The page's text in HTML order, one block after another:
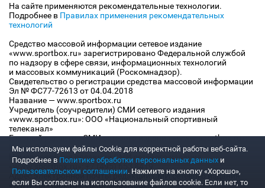
На сайте применяются рекомендательные технологии.
Подробнее в Правилах применения рекомендательных
технологий
Средство массовой информации сетевое издание
«www.sportbox.ru» зарегистрировано Федеральной службой
по надзору в сфере связи, информационных технологий
и массовых коммуникаций (Роскомнадзор).
Свидетельство о регистрации средства массовой информации
Эл № ФС77-72613 от 04.04.2018
Название — www.sportbox.ru
Учредитель (соучредители) СМИ сетевого издания
«www.sportbox.ru»: ООО «Национальный спортивный
телеканал»
Главный редактор СМИ сетевого издания «www.sportbox.ru»:
Конов В.А.
Номер телефона редакции СМИ сетевого издания
«www.sportbox.ru»: +7 (495) 653 8419
Адрес электронной почты редакции СМИ сетевого издания
«www.sportbox.ru»: editor@sportbox.ru
Мы используем файлы Сookie для корректной работы веб-сайта.
Подробнее в Политике обработки персональных данных и
Пользовательском соглашении. Нажмите на кнопку «Хорошо»,
если Вы согласны на использование файлов cookie. Если нет, то